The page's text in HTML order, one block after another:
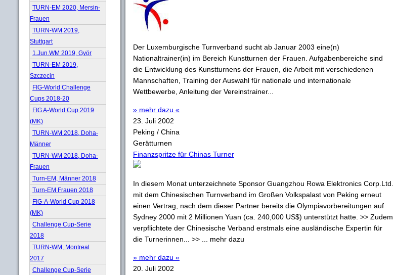
TURN-EM 2020, Mersin-
Frauen
TURN-WM 2019,
Stuttgart
1.Jun.WM 2019, Györ
TURN-EM 2019,
Szczecin
FIG-World Challenge
Cups 2018-20
FIG A-World Cup 2019
(MK)
TURN-WM 2018, Doha-
Männer
TURN-WM 2018, Doha-
Frauen
Turn-EM, Männer 2018
Turn-EM Frauen 2018
FIG-A-World Cup 2018
(MK)
Challenge Cup-Serie
2018
TURN-WM, Montreal
2017
Challenge Cup-Serie
Der Luxemburgische Turnverband sucht ab Januar 2003 eine(n)
Nationaltrainer(in) im Bereich Kunstturnen der Frauen. Aufgabenbereiche sind
die Entwicklung des Kunstturnens der Frauen, die Arbeit mit verschiedenen
Mannschaften, Training der Auswahl für nationale und internationale
Wettbewerbe, Anleitung der Vereinstrainer...
» mehr dazu «
23. Juli 2002
Peking / China
Gerätturnen
Finanzspritze für Chinas Turner
In diesem Monat unterzeichnete Sponsor Guangzhou Rowa Elektronics Corp.Ltd.
mit dem Chinesischen Turnverband im Großen Volkspalast von Peking erneut
einen Vertrag, nach dem dieser Partner bereits die Olympiavorbereitungen auf
Sydney 2000 mit 2 Millionen Yuan (ca. 240,000 US$) unterstützt hatte. >> Zudem
verpflichtete der Chinesische Verband erstmals eine ausländische Expertin für
die Turnerinnen... >> ... mehr dazu
» mehr dazu «
20. Juli 2002